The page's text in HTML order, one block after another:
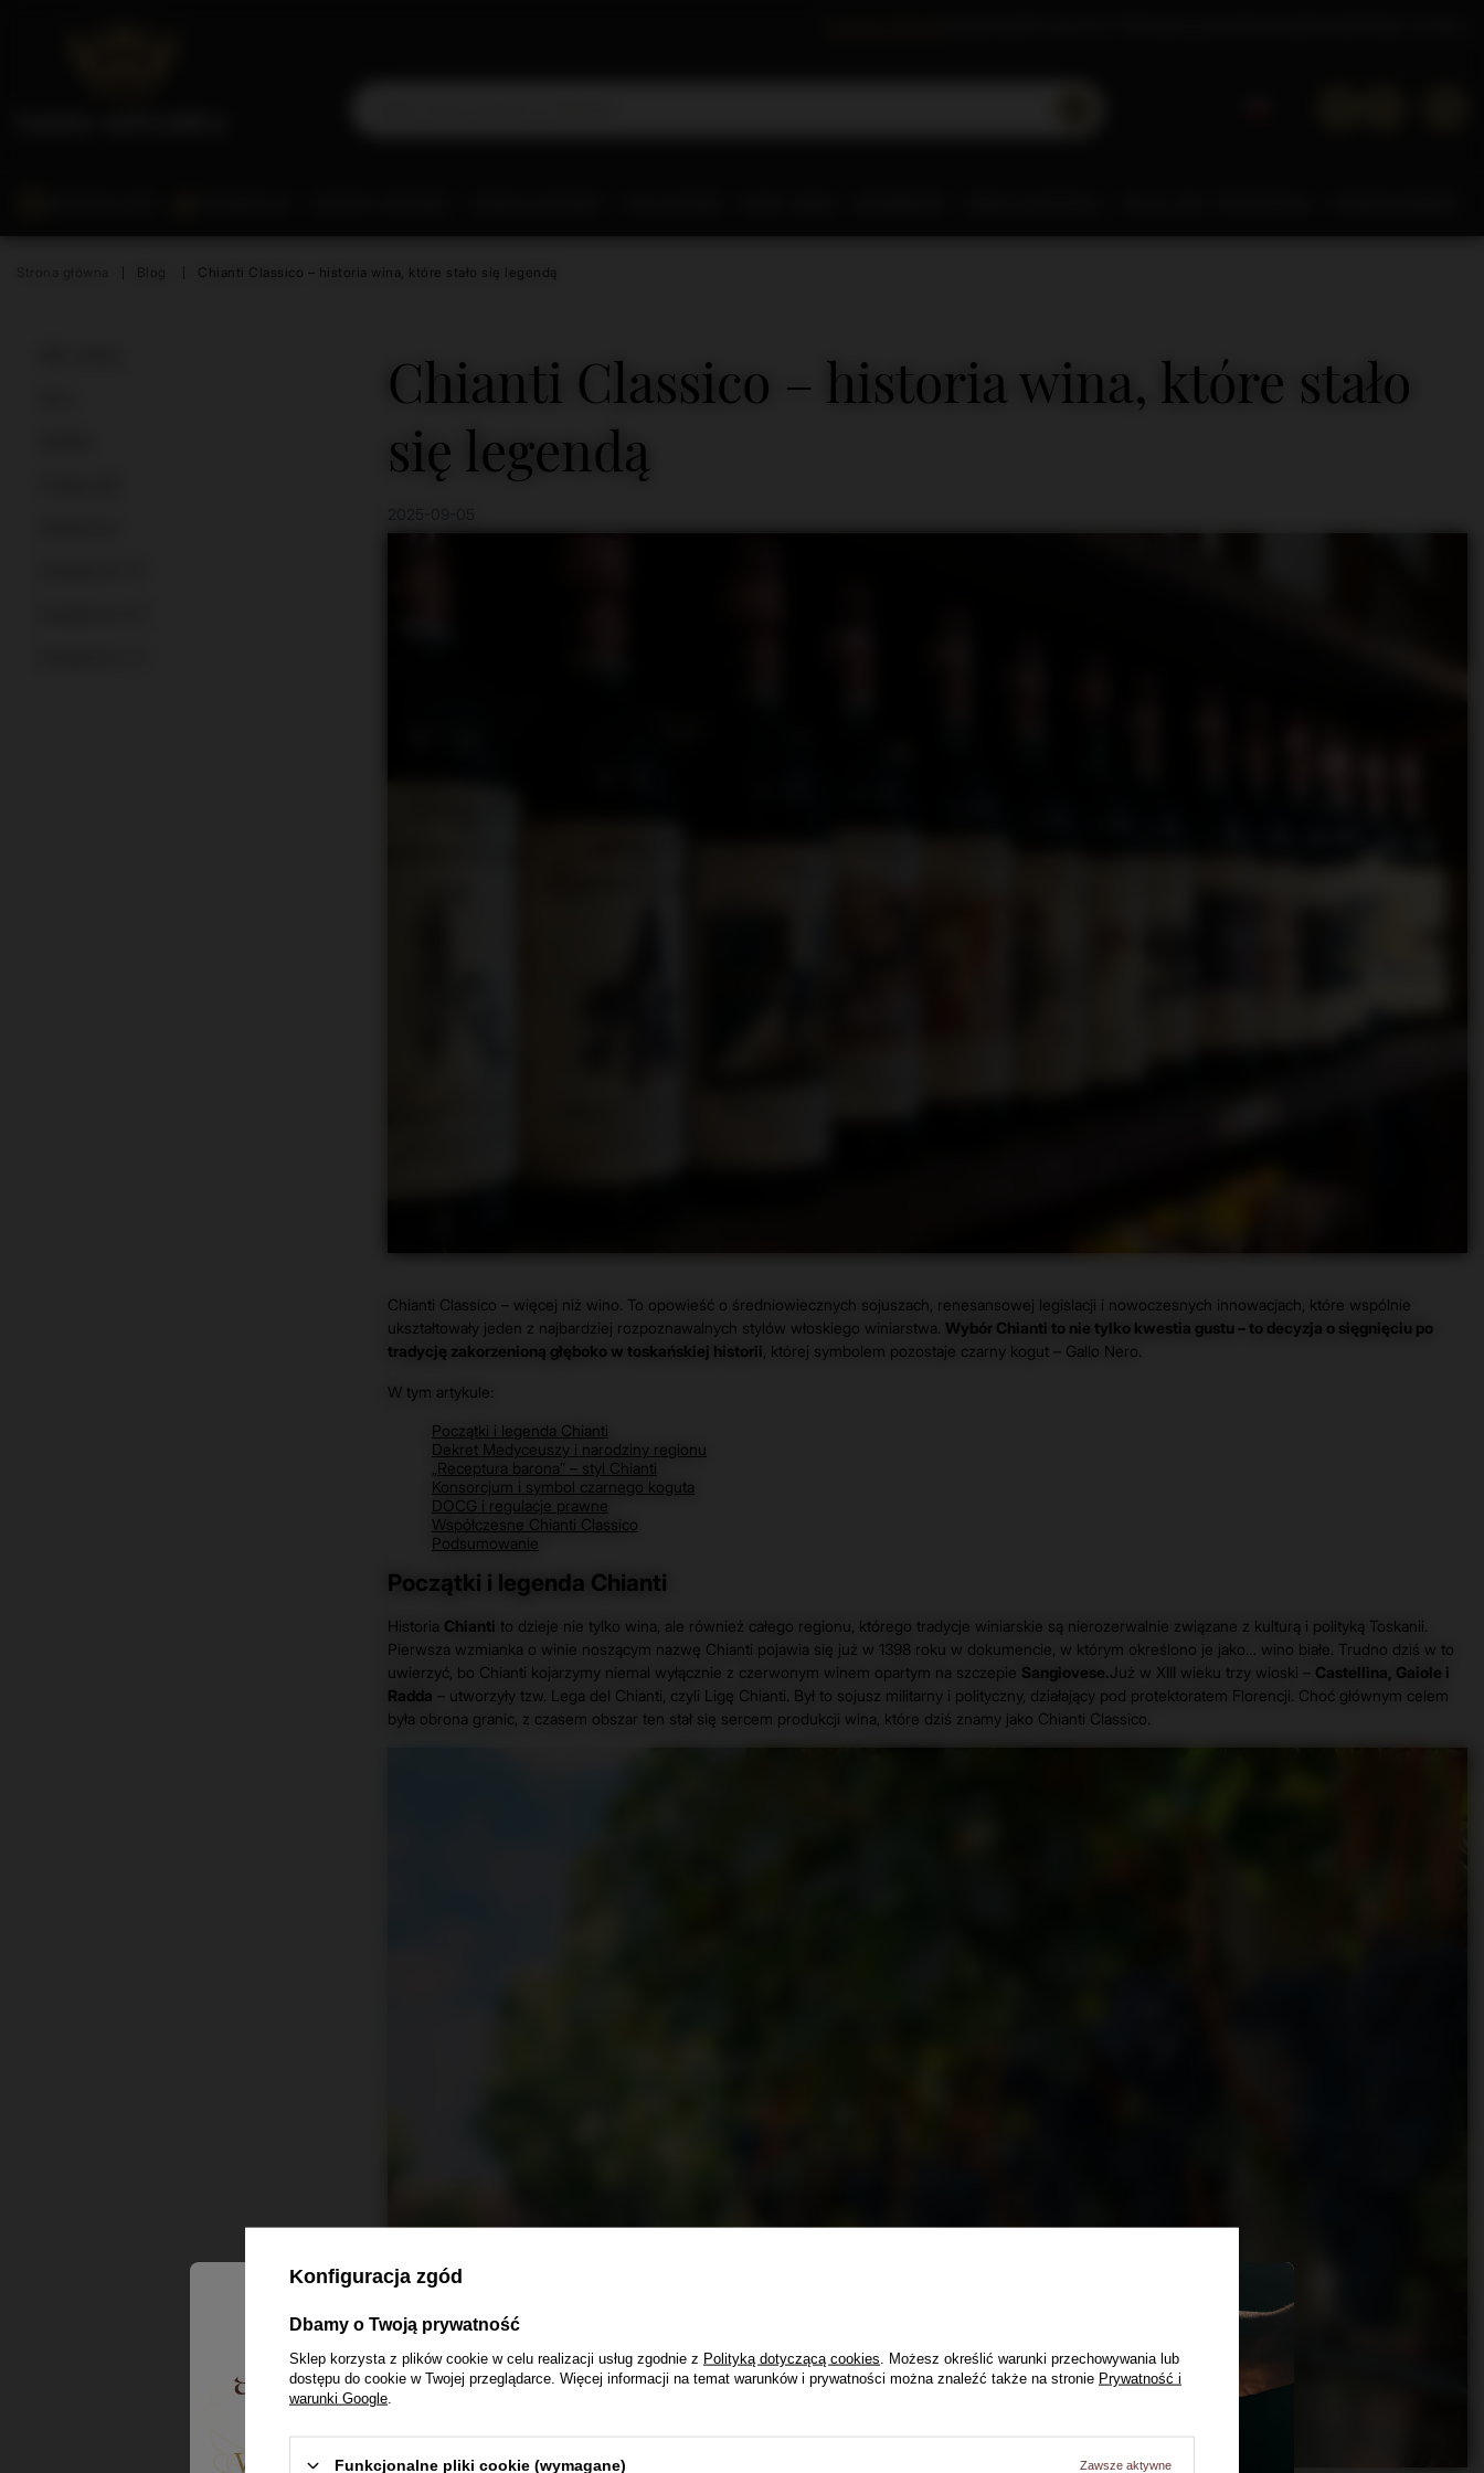
Witaj w Dom Whisky
Blog Chianti Classico – historia wina, które stało się legendą
Chianti Classico – historia wina, które stało
się legendą
Chianti Classico – więcej niż wino. To opowieść o średniowiecznych sojuszach, renesansowej legislacji i nowoczesnych innowacjach, które wspólnie
ukształtowały jeden z najbardziej rozpoznawalnych stylów włoskiego winiarstwa. Wybór Chianti to nie tylko kwestia gustu – to decyzja o sięgnięciu po
tradycję zakorzenioną głęboko w toskańskiej historii , której symbolem pozostaje czarny kogut – Gallo Nero.
W tym artykule:
Początki i legenda Chianti
Dekret Medyceuszy i narodziny regionu
„Receptura barona” – styl Chianti
Konsorcjum i symbol czarnego koguta
DOCG i regulacje prawne
Współczesne Chianti Classico
Podsumowanie
Początki i legenda Chianti
Historia Chianti to dzieje nie tylko wina, ale również całego regionu, którego tradycje winiarskie są nierozerwalnie związane z kulturą i polityką Toskanii.
Pierwsza wzmianka o winie noszącym nazwę Chianti pojawia się już w 1398 roku w dokumencie, w którym określono je jako… wino białe. Trudno dziś w to
uwierzyć, bo Chianti kojarzymy niemal wyłącznie z czerwonym winem opartym na szczepie Sangiovese.Już w XIII wieku trzy wioski – Castellina, Gaiole i
Radda – utworzyły tzw. Lega del Chianti, czyli Ligę Chianti. Był to sojusz militarny i polityczny, działający pod protektoratem Florencji. Choć głównym celem
była obrona granic, z czasem obszar ten stał się sercem produkcji wina, które dziś znamy jako Chianti Classico.
Konfiguracja zgód
Dbamy o Twoją prywatność
Sklep korzysta z plików cookie w celu realizacji usług zgodnie z Polityką dotyczącą cookies . Możesz określić warunki przechowywania lub
dostępu do cookie w Twojej przeglądarce. Więcej informacji na temat warunków i prywatności można znaleźć także na stronie Prywatność i
warunki Google
Funkcjonalne pliki cookie (wymagane) Zawsze aktywne